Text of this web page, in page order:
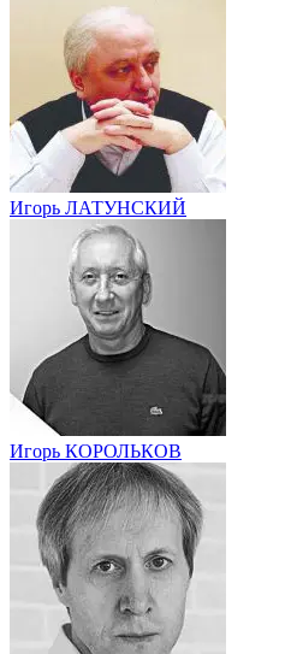
Игорь ЛАТУНСКИЙ
Игорь КОРОЛЬКОВ